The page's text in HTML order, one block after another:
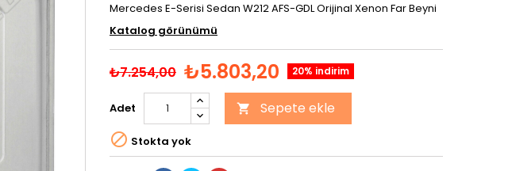
Mercedes E-Serisi Sedan W212 AFS-GDL Orijinal Xenon Far Beyni
Katalog görünümü
₺7.254,00 ₺5.803,20 20% indirim
Adet  Sepete ekle
 Stokta yok